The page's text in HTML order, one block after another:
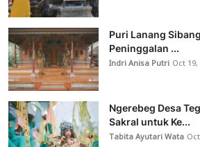
Puri Lanang
Peninggalan ...
Indri Anisa Putri Oct
Ngerebeg Desa
Sakral untuk Ke...
Tabita Ayutari Wata